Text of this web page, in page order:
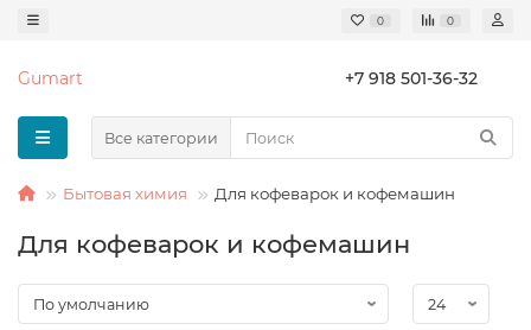
0 0
Gumart +7 918 501-36-32
Все категории
Бытовая химия Для кофеварок и кофемашин
Для кофеварок и кофемашин